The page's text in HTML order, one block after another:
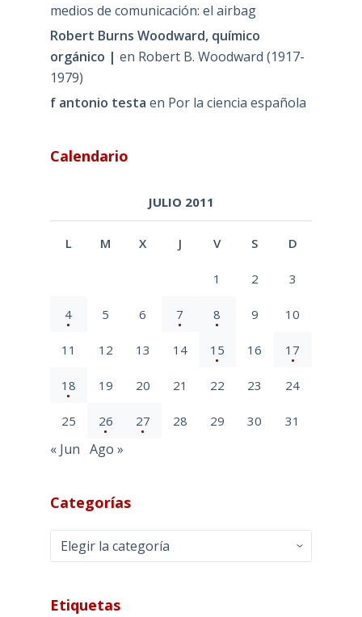
medios de comunicación: el airbag
Robert Burns Woodward, químico
orgánico | en Robert B. Woodward (1917-
1979)
f antonio testa en Por la ciencia española
Calendario
JULIO 2011
L M X J V S D
1 2 3
4 5 6 7 8 9 10
11 12 13 14 15 16 17
18 19 20 21 22 23 24
25 26 27 28 29 30 31
« Jun Ago »
Categorías
Categorías
Etiquetas